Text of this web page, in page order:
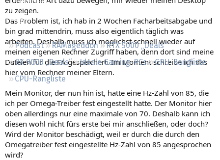
Leserartikel
Regeln
Podcast RAMageddon
RTX 5000 „Deals“
RX 9000 „Deals“
Ideale Gaming-PCs
GPU-Rangliste
CPU-Rangliste
zu zeigen.
Das Problem ist, ich hab in 2 Wochen Facharbeitsabgabe und
bin grad mittendrin, muss also eigentlich täglich was
arbeiten. Deshalb muss ich möglichst schnell wieder auf
meinen eigenen Rechner Zugriff haben, denn dort sind meine
Dateien für die FA gespeichert. Im Moment schreibe ich das
hier vom Rechner meiner Eltern.
Mein Monitor, der nun hin ist, hatte eine Hz-Zahl von 85, die
ich per Omega-Treiber fest eingestellt hatte. Der Monitor hier
oben allerdings nur eine maximale von 70. Deshalb kann ich
diesen wohl nicht fürs erste bei mir anschließen, oder doch?
Wird der Monitor beschädigt, weil er durch die durch den
Omegatreiber fest eingestellte Hz-Zahl von 85 angesprochen
wird?